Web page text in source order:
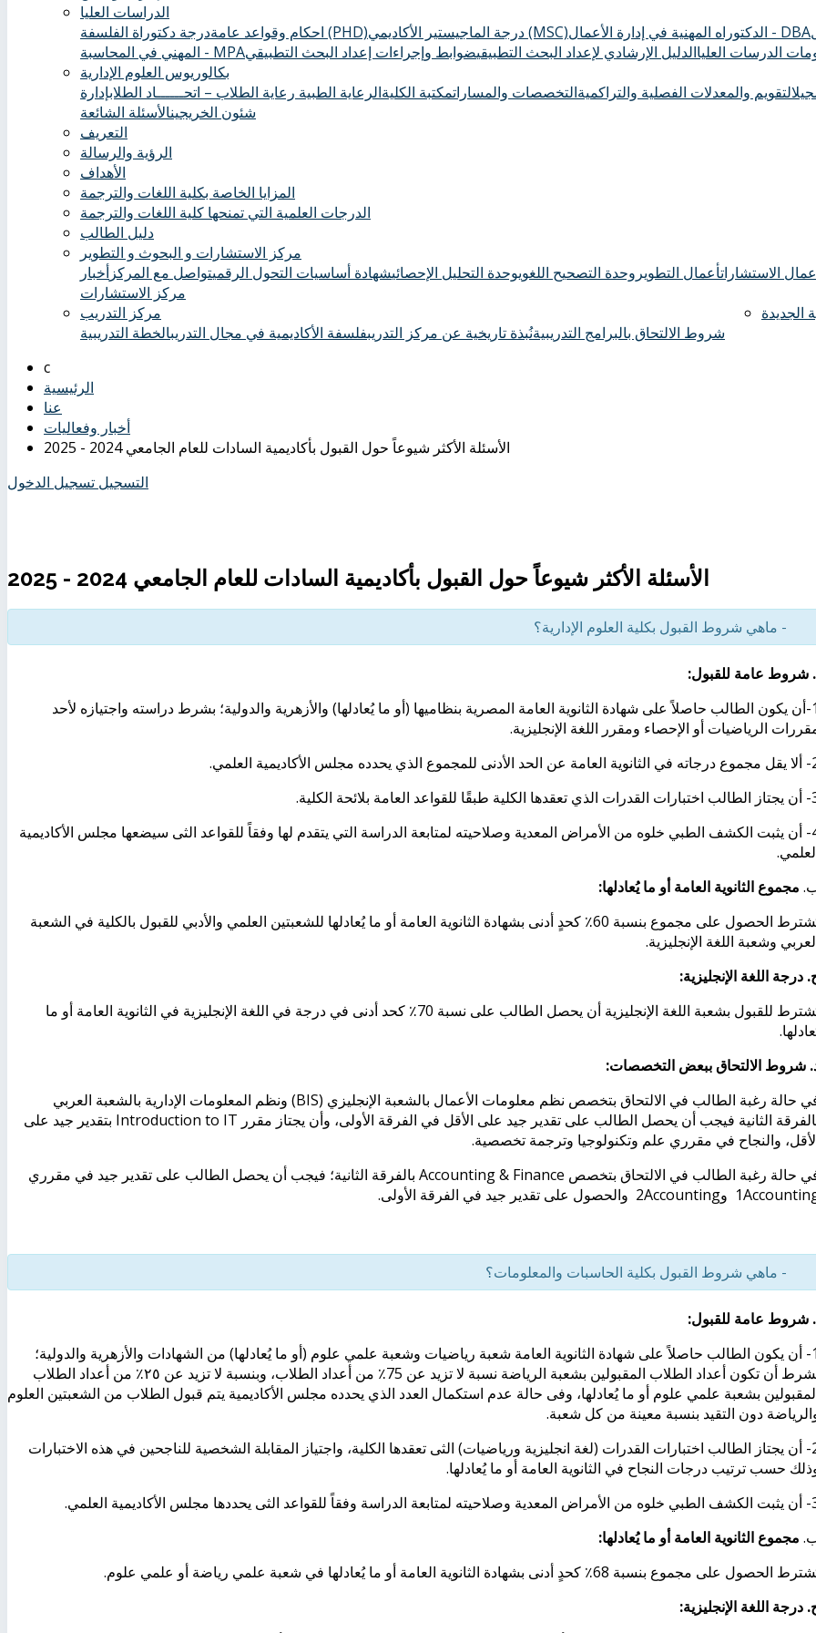
الدراسات العليا
احكام وقواعد عامة درجة دكتوراة الفلسفة (PHD) درجة الماجيستير الأكاديمي (MSC) الدكتوراه المهنية في إدارة الأعمال - DBA
المهني في المحاسبة - MPA
الدرسات العلياالدليل الإرشادي لإعداد البحث التطبيقيضوابط وإجراءات إعداد البحث التطبيقي
بكالوريوس العلوم الإدارية
التقويم والمعدلات الفصلية والتراكميةالتخصصات والمساراتمكتبة الكليةالرعاية الطبية ‏ رعاية الطلاب – اتحــــــاد الطلابإدارة
شئون الخريجينالأسئلة الشائعة
التعريف
الرؤية والرسالة
الأهداف
المزايا الخاصة بكلية اللغات والترجمة
الدرجات العلمية التي تمنحها كلية اللغات والترجمة
دليل الطالب
مركز الاستشارات و البحوث و التطوير
الاستشاراتأعمال التطوير وحدة التصحيح اللغويوحدة التحليل الإحصائيشهادة أساسيات التحول الرقميتواصل مع المركزأخبار
مركز الاستشارات
مركز التدريب
شروط الالتحاق بالبرامج التدريبيةنُبذة تاريخية عن مركز التدريبفلسفة الأكاديمية في مجال التدريبالخطة التدريبية
الجديدة
الرئيسية
عنا
أخبار وفعاليات
الأسئلة الأكثر شيوعاً حول القبول بأكاديمية السادات للعام الجامعي 2024 - 2025
التسجيل تسجيل الدخول
الأسئلة الأكثر شيوعاً حول القبول بأكاديمية السادات للعام الجامعي 2024 - 2025
- ماهي شروط القبول بكلية العلوم الإدارية؟
شروط عامة للقبول:
1-أن يكون الطالب حاصلاً على شهادة الثانوية العامة المصرية بنظاميها (أو ما يُعادلها) والأزهرية والدولية؛ بشرط دراسته واجتيازه لأحد
الرياضيات أو الإحصاء ومقرر اللغة الإنجليزية.
الذي يحدده مجلس الأكاديمية العلمي.
للقواعد العامة بلائحة الكلية.
4- أن يثبت الكشف الطبي خلوه من الأمراض المعدية وصلاحيته لمتابعة الدراسة التي يتقدم لها وفقاً للقواعد الثى سيضعها مجلس الأكاديمية
مجموع الثانوية العامة أو ما يُعادلها:
يُشترط الحصول على مجموع بنسبة 60٪ كحدٍ أدنى بشهادة الثانوية العامة أو ما يُعادلها للشعبتين العلمي والأدبي للقبول بالكلية في الشعبة
وشعبة اللغة الإنجليزية.
درجة اللغة الإنجليزية:
يُشترط للقبول بشعبة اللغة الإنجليزية أن يحصل الطالب على نسبة 70٪ كحد أدنى في درجة في اللغة الإنجليزية في الثانوية العامة أو ما
شروط الالتحاق ببعض التخصصات:
حالة رغبة الطالب في الالتحاق بتخصص نظم معلومات الأعمال بالشعبة الإنجليزي (BIS) ونظم المعلومات الإدارية بالشعبة العربي
الثانية فيجب أن يحصل الطالب على تقدير جيد على الأقل في الفرقة الأولى، وأن يجتاز مقرر Introduction to IT بتقدير جيد على
والنجاح في مقرري علم وتكنولوجيا وترجمة تخصصية.
حالة رغبة الطالب في الالتحاق بتخصص Accounting & Financeبالفرقة الثانية؛ فيجب أن يحصل الطالب على تقدير جيد في مقرري
1 وAccounting
2 والحصول على تقدير جيد في الفرقة الأولى.
- ماهي شروط القبول بكلية الحاسبات والمعلومات؟
شروط عامة للقبول:
1- أن يكون الطالب حاصلاً على شهادة الثانوية العامة
شعبة رياضيات وشعبة علمي علوم (أو ما يُعادلها) من الشهادات والأزهرية والدولية؛
بشرط أن تكون أعداد الطلاب المقبولين بشعبة الرياضة نسبة لا تزيد عن 75٪ من أعداد الطلاب، وبنسبة لا تزيد عن ٢٥٪ من أعداد الطلاب
بشعبة علمي علوم أو ما يُعادلها، وفى حالة عدم استكمال العدد الذي يحدده مجلس الأكاديمية يتم قبول الطلاب من الشعبتين العلوم
دون التقيد بنسبة معينة من كل شعبة.
2- أن يجتاز الطالب اختبارات القدرات (لغة انجليزية ورياضيات) الثى تعقدها الكلية، واجتياز المقابلة الشخصية للناجحين في هذه الاختبارات
حسب ترتيب درجات النجاح في الثانوية العامة أو ما يُعادلها.
للقواعد الثى يحددها مجلس الأكاديمية العلمي.
مجموع الثانوية العامة أو ما يُعادلها:
الحصول على مجموع بنسبة 68٪ كحدٍ أدنى بشهادة الثانوية العامة أو ما يُعادلها في شعبة علمي رياضة أو علمي علوم.
درجة اللغة الإنجليزية: